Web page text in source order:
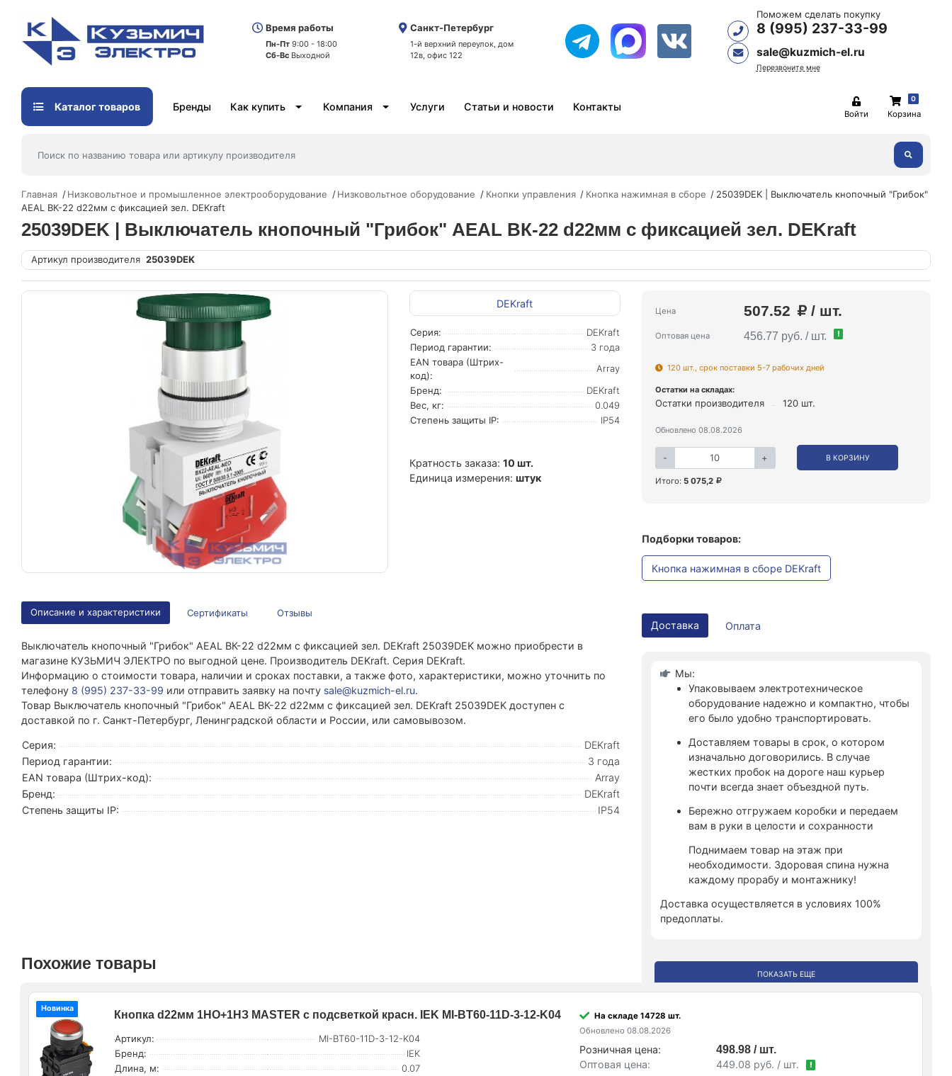
Время работы
Пн-Пт 9:00 - 18:00
Сб-Вс Выходной
Санкт-Петербург
1-й верхний переулок, дом
12в, офис 122
Поможем сделать покупку
8 (995) 237-33-99
sale@kuzmich-el.ru
Перезвоните мне
Каталог товаров Бренды Как купить Компания Услуги Статьи и новости Контакты
Войти
0
Корзина
Главная Низковольтное и промышленное электрооборудование Низковольтное оборудование Кнопки управления Кнопка нажимная в сборе
25039DEK | Выключатель кнопочный "Грибок"
AEAL ВК-22 d22мм с фиксацией зел. DEKraft
25039DEK | Выключатель кнопочный "Грибок" AEAL ВК-22 d22мм с фиксацией зел. DEKraft
Артикул производителя 25039DEK
DEKraft
Серия:
DEKraft
Период гарантии:
3 года
EAN товара (Штрих-
код):
Array
Бренд:
DEKraft
Вес, кг:
0.049
Степень защиты IP:
IP54
Кратность заказа: 10 шт.
Единица измерения: штук
Цена 507.52 / шт.
Оптовая цена 456.77 руб. / шт. !
120 шт., срок поставки 5-7 рабочих дней
Остатки на складах:
Остатки производителя 120 шт.
Обновлено 08.08.2026
- + В КОРЗИНУ
Итого: 5 075,2
Подборки товаров:
Кнопка нажимная в сборе DEKraft
Доставка Оплата
Мы:
Упаковываем электротехническое
оборудование надежно и компактно, чтобы
его было удобно транспортировать.
Доставляем товары в срок, о котором
изначально договорились. В случае
жестких пробок на дороге наш курьер
почти всегда знает объездной путь.
Бережно отгружаем коробки и передаем
вам в руки в целости и сохранности
Поднимаем товар на этаж при
необходимости. Здоровая спина нужна
каждому прорабу и монтажнику!
Доставка осуществляется в условиях 100%
предоплаты.
ПОКАЗАТЬ ЕЩЕ
Описание и характеристики Сертификаты Отзывы
Выключатель кнопочный "Грибок" AEAL ВК-22 d22мм с фиксацией зел. DEKraft 25039DEK можно приобрести в
магазине КУЗЬМИЧ ЭЛЕКТРО по выгодной цене. Производитель DEKraft. Серия DEKraft.
Информацию о стоимости товара, наличии и сроках поставки, а также фото, характеристики, можно уточнить по
телефону 8 (995) 237-33-99 или отправить заявку на почту sale@kuzmich-el.ru.
Товар Выключатель кнопочный "Грибок" AEAL ВК-22 d22мм с фиксацией зел. DEKraft 25039DEK доступен с
доставкой по г. Санкт-Петербург, Ленинградской области и России, или самовывозом.
Серия:
DEKraft
Период гарантии:
3 года
EAN товара (Штрих-код):
Array
Бренд:
DEKraft
Степень защиты IP:
IP54
Похожие товары
Новинка
Кнопка d22мм 1НО+1НЗ MASTER с подсветкой красн. IEK MI-BT60-11D-3-12-K04
Артикул:
MI-BT60-11D-3-12-K04
Бренд:
IEK
Длина, м:
0.07
На складе 14728 шт.
Обновлено 08.08.2026
Розничная цена:
498.98 / шт.
Оптовая цена:
449.08 руб. / шт. !